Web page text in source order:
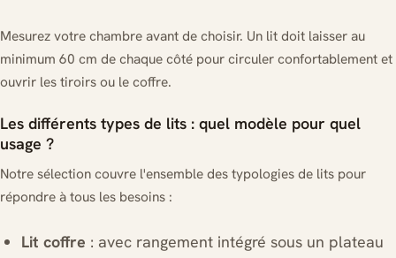
Mesurez votre chambre avant de choisir. Un lit doit laisser au
minimum 60 cm de chaque côté pour circuler confortablement et
ouvrir les tiroirs ou le coffre.
Les différents types de lits : quel modèle pour quel
usage ?
Notre sélection couvre l'ensemble des typologies de lits pour
répondre à tous les besoins :
Lit coffre : avec rangement intégré sous un plateau